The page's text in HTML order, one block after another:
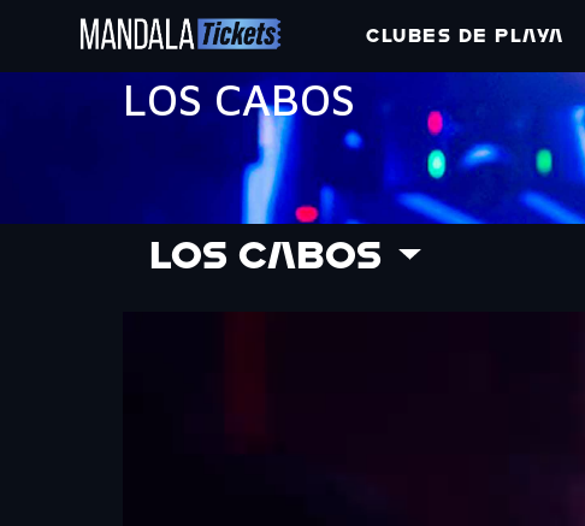
CLUBES DE PLAYA
LOS CABOS
LOS CABOS